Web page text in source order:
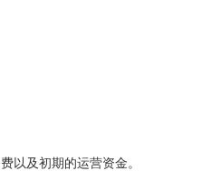
以及初期的运营资金。